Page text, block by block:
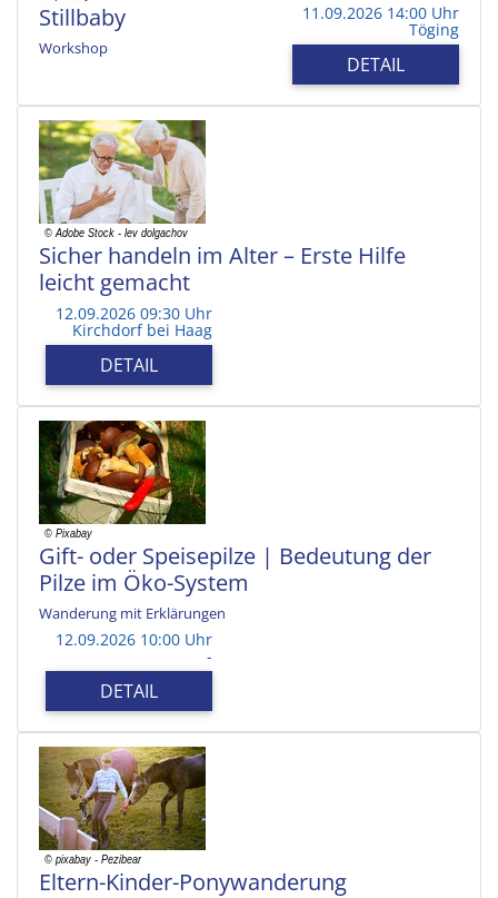
Stillbaby
Workshop
11.09.2026 14:00 Uhr
Töging
DETAIL
Sicher handeln im Alter – Erste Hilfe
leicht gemacht
12.09.2026 09:30 Uhr
Kirchdorf bei Haag
DETAIL
Gift- oder Speisepilze | Bedeutung der
Pilze im Öko-System
Wanderung mit Erklärungen
12.09.2026 10:00 Uhr
-
DETAIL
Eltern-Kinder-Ponywanderung